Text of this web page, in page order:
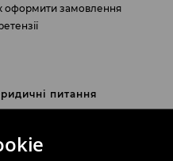
оформити замовлення
питання
про цифрову доступність